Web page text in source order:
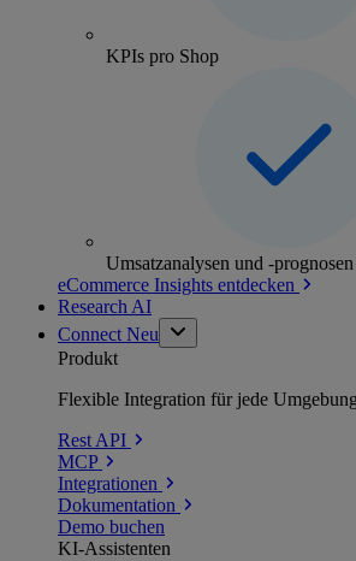
KPIs pro Shop
Umsatzanalysen und -prognosen
eCommerce Insights entdecken
Research AI
Connect Neu
Produkt
Flexible Integration für jede Umgebung
Rest API
MCP
Integrationen
Dokumentation
Demo buchen
KI-Assistenten